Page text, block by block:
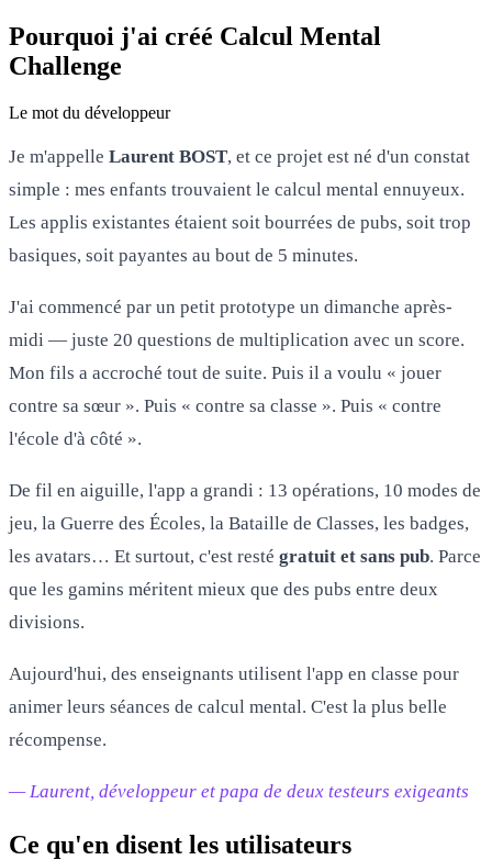
Pourquoi j'ai créé Calcul Mental
Challenge
Le mot du développeur
Je m'appelle Laurent BOST, et ce projet est né d'un constat
simple : mes enfants trouvaient le calcul mental ennuyeux.
Les applis existantes étaient soit bourrées de pubs, soit trop
basiques, soit payantes au bout de 5 minutes.
J'ai commencé par un petit prototype un dimanche après-
midi — juste 20 questions de multiplication avec un score.
Mon fils a accroché tout de suite. Puis il a voulu « jouer
contre sa sœur ». Puis « contre sa classe ». Puis « contre
l'école d'à côté ».
De fil en aiguille, l'app a grandi : 13 opérations, 10 modes de
jeu, la Guerre des Écoles, la Bataille de Classes, les badges,
les avatars… Et surtout, c'est resté gratuit et sans pub. Parce
que les gamins méritent mieux que des pubs entre deux
divisions.
Aujourd'hui, des enseignants utilisent l'app en classe pour
animer leurs séances de calcul mental. C'est la plus belle
récompense.
— Laurent, développeur et papa de deux testeurs exigeants
Ce qu'en disent les utilisateurs